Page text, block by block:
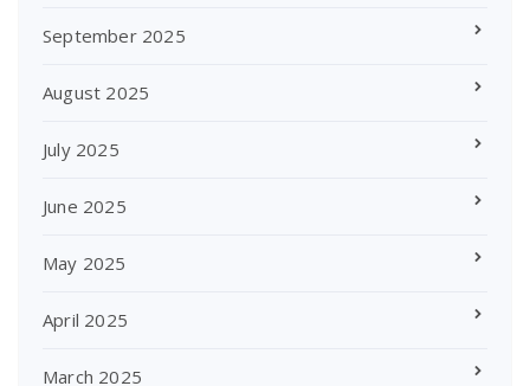
September 2025
August 2025
July 2025
June 2025
May 2025
April 2025
March 2025